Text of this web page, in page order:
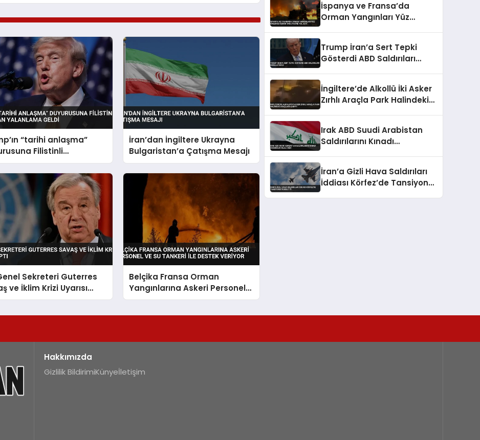
“tarihi anlaşma”
Filistinli
yalanlama geldi
İran’dan İngiltere Ukrayna
Bulgaristan’a Çatışma Mesajı
Sekreteri Guterres
ve İklim Krizi Uyarısı
Belçika Fransa Orman
Yangınlarına Askeri Personel
ve Su Tankeri ile Destek
İspanya ve Fransa’da
Orman Yangınları Yüz
Trump İran’a Sert Tepki
Gösterdi ABD Saldırıları
İngiltere’de Alkollü İki Asker
Zırhlı Araçla Park Halindeki
Irak ABD Suudi Arabistan
Saldırılarını Kınadı
İran’a Gizli Hava Saldırıları
İddiası Körfez’de Tansiyonu
Hakkımızda
Gizlilik BildirimiKünyeİletişim